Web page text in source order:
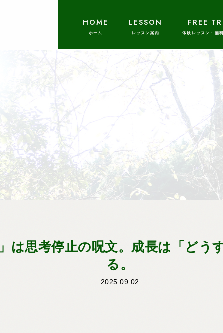
HOME LESSON FREE
は思考停止の呪文。成長は「どう
る。
2025.09.02